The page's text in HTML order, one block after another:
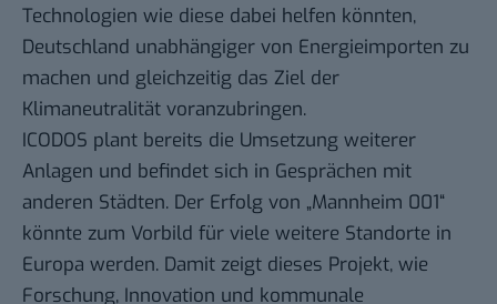
Technologien wie diese dabei helfen könnten,
Deutschland unabhängiger von Energieimporten zu
machen und gleichzeitig das Ziel der
Klimaneutralität voranzubringen.
ICODOS plant bereits die Umsetzung weiterer
Anlagen und befindet sich in Gesprächen mit
anderen Städten. Der Erfolg von „Mannheim 001“
könnte zum Vorbild für viele weitere Standorte in
Europa werden. Damit zeigt dieses Projekt, wie
Forschung, Innovation und kommunale